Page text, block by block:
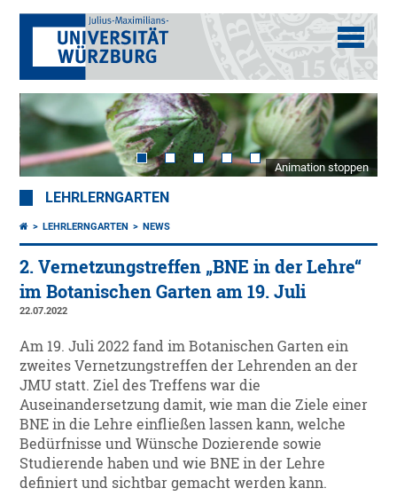
Animation stoppen
LEHRLERNGARTEN
LEHRLERNGARTEN NEWS
2. Vernetzungstreffen „BNE in der Lehre“
im Botanischen Garten am 19. Juli
22.07.2022
Am 19. Juli 2022 fand im Botanischen Garten ein
zweites Vernetzungstreffen der Lehrenden an der
JMU statt. Ziel des Treffens war die
Auseinandersetzung damit, wie man die Ziele einer
BNE in die Lehre einfließen lassen kann, welche
Bedürfnisse und Wünsche Dozierende sowie
Studierende haben und wie BNE in der Lehre
definiert und sichtbar gemacht werden kann.